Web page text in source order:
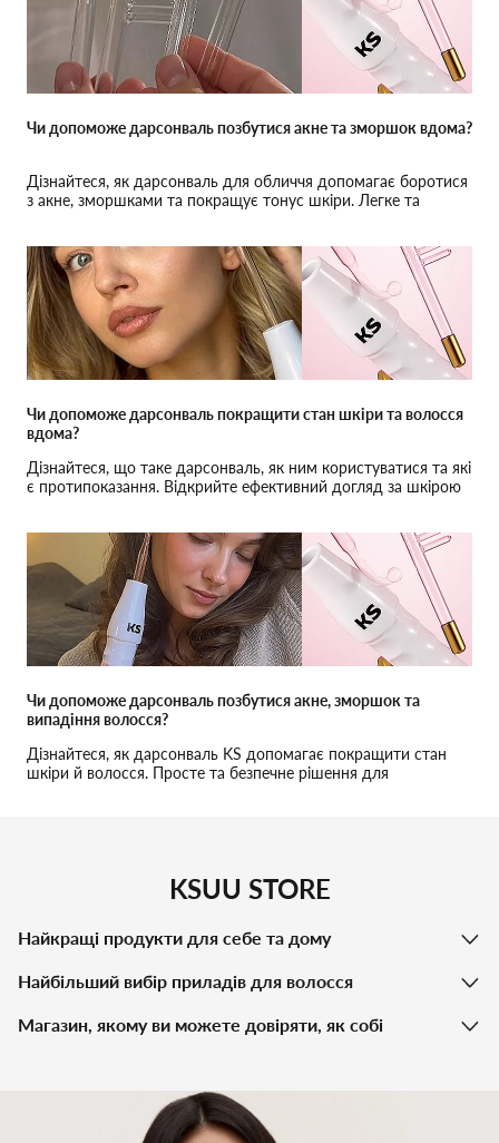
Чи допоможе дарсонваль позбутися акне та зморшок вдома?
Дізнайтеся, як дарсонваль для обличчя допомагає боротися
з акне, зморшками та покращує тонус шкіри. Легке та
Чи допоможе дарсонваль покращити стан шкіри та волосся
вдома?
Дізнайтеся, що таке дарсонваль, як ним користуватися та які
є протипоказання. Відкрийте ефективний догляд за шкірою
Чи допоможе дарсонваль позбутися акне, зморшок та
випадіння волосся?
Дізнайтеся, як дарсонваль KS допомагає покращити стан
шкіри й волосся. Просте та безпечне рішення для
KSUU STORE
Найкращі продукти для себе та дому
Найбільший вибір приладів для волосся
Магазин, якому ви можете довіряти, як собі